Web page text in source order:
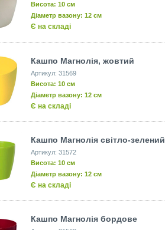
Висота: 10 см
Діаметр вазону: 12 см
Є на складі
Кашпо Магнолія, жовтий
Артикул: 31569
Висота: 10 см
Діаметр вазону: 12 см
Є на складі
Кашпо Магнолія світло-зелений
Артикул: 31572
Висота: 10 см
Діаметр вазону: 12 см
Є на складі
Кашпо Магнолія бордове